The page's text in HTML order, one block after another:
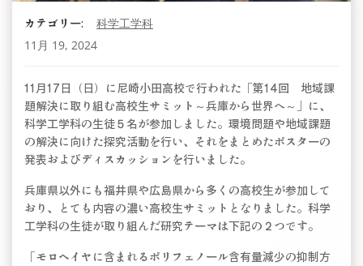
カテゴリー:
科学工学科
11月 19, 2024
11月17日（日）に尼崎小田高校で行われた「第14回 地域課
題解決に取り組む高校生サミット～兵庫から世界へ～」に、
科学工学科の生徒５名が参加しました。環境問題や地域課題
の解決に向けた探究活動を行い、それをまとめたポスターの
発表およびディスカッションを行いました。
兵庫県以外にも福井県や広島県から多くの高校生が参加して
おり、とても内容の濃い高校生サミットとなりました。科学
工学科の生徒が取り組んだ研究テーマは下記の２つです。
「モロヘイヤに含まれるポリフェノール含有量減少の抑制方